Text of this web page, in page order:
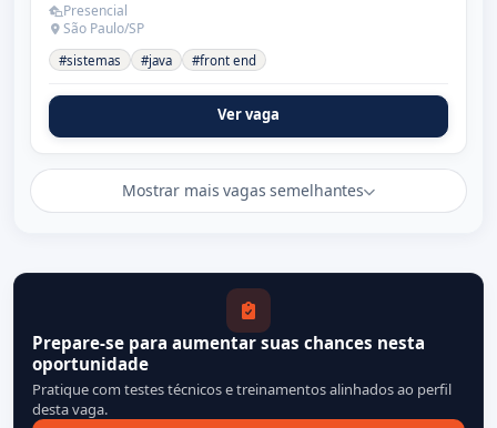
Presencial
São Paulo/SP
#sistemas #java #front end
Ver vaga
Mostrar mais vagas semelhantes
Prepare-se para aumentar suas chances nesta
oportunidade
Pratique com testes técnicos e treinamentos alinhados ao perfil
desta vaga.